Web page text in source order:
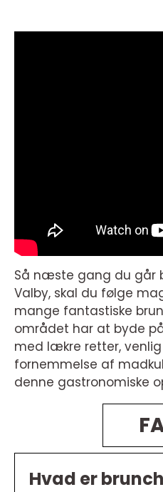
Så næste gang du går
Valby, skal du følge
mange fantastiske
området har at byde
med lækre retter,
fornemmelse af
denne gastronomiske
Hvad er